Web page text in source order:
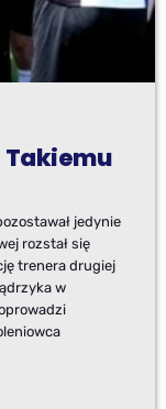
Takiemu
jedynie
rozstał się
trenera drugiej
w